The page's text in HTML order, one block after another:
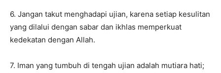
6. Jangan takut menghadapi ujian, karena setiap kesulitan
yang dilalui dengan sabar dan ikhlas memperkuat
kedekatan dengan Allah.
7. Iman yang tumbuh di tengah ujian adalah mutiara hati;